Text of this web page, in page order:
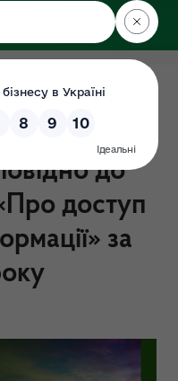
до
запитів на
до
доступ
за